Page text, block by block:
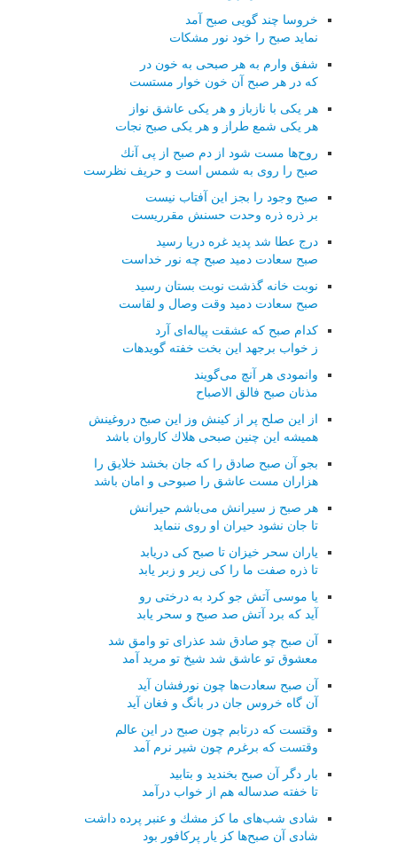
خروسا چند گویی صبح آمد
نماید صبح را خود نور مشكات
شفق وارم به هر صبحی به خون در
كه در هر صبح آن خون خوار مستست
هر یكی با نازباز و هر یكی عاشق نواز
هر یكی شمع طراز و هر یكی صبح نجات
روح‌ها مست شود از دم صبح از پی آنك
صبح را روی به شمس است و حریف نظرست
صبح وجود را بجز این آفتاب نیست
بر ذره ذره وحدت حسنش مقرریست
درج عطا شد پدید غره دریا رسید
صبح سعادت دمید صبح چه نور خداست
نوبت خانه گذشت نوبت بستان رسید
صبح سعادت دمید وقت وصال و لقاست
كدام صبح كه عشقت پیاله‌ای آرد
ز خواب برجهد این بخت خفته گویدهات
وانمودی هر آنچ می‌گویند
مذنان صبح فالق الاصباح
از این صلح پر از كینش وز این صبح دروغینش
همیشه این چنین صبحی هلاك كاروان باشد
بجو آن صبح صادق را كه جان بخشد خلایق را
هزاران مست عاشق را صبوحی و امان باشد
هر صبح ز سیرانش می‌باشم حیرانش
تا جان نشود حیران او روی ننماید
یاران سحر خیزان تا صبح كی دریابد
تا ذره صفت ما را كی زیر و زبر یابد
یا موسی آتش جو كرد به درختی رو
آید كه برد آتش صد صبح و سحر یابد
آن صبح چو صادق شد عذرای تو وامق شد
معشوق تو عاشق شد شیخ تو مرید آمد
آن صبح سعادت‌ها چون نورفشان آید
آن گاه خروس جان در بانگ و فغان آید
وقتست كه درتابم چون صبح در این عالم
وقتست كه برغرم چون شیر نرم آمد
بار دگر آن صبح بخندید و بتابید
تا خفته صدساله هم از خواب درآمد
شادی شب‌های ما كز مشك و عنبر پرده داشت
شادی آن صبح‌ها كز یار پركافور بود